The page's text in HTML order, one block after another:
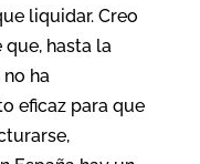
liquidar. Creo
hasta la
ha
eficaz para que